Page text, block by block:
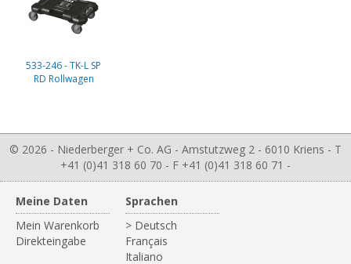
533-246 - TK-L SP
RD Rollwagen
© 2026 - Niederberger + Co. AG - Amstutzweg 2 - 6010 Kriens - T
+41 (0)41 318 60 70 - F +41 (0)41 318 60 71 -
Meine Daten
Mein Warenkorb
Direkteingabe
Sprachen
> Deutsch
Français
Italiano